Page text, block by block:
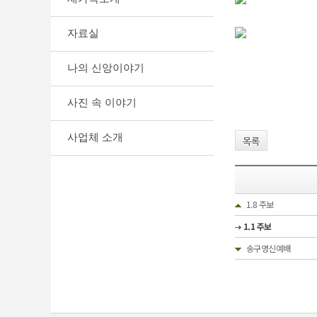
자료실
나의 신앙이야기
사진 속 이야기
사업체 소개 목록
1.8 주보
1.1 주보
송구영신예배